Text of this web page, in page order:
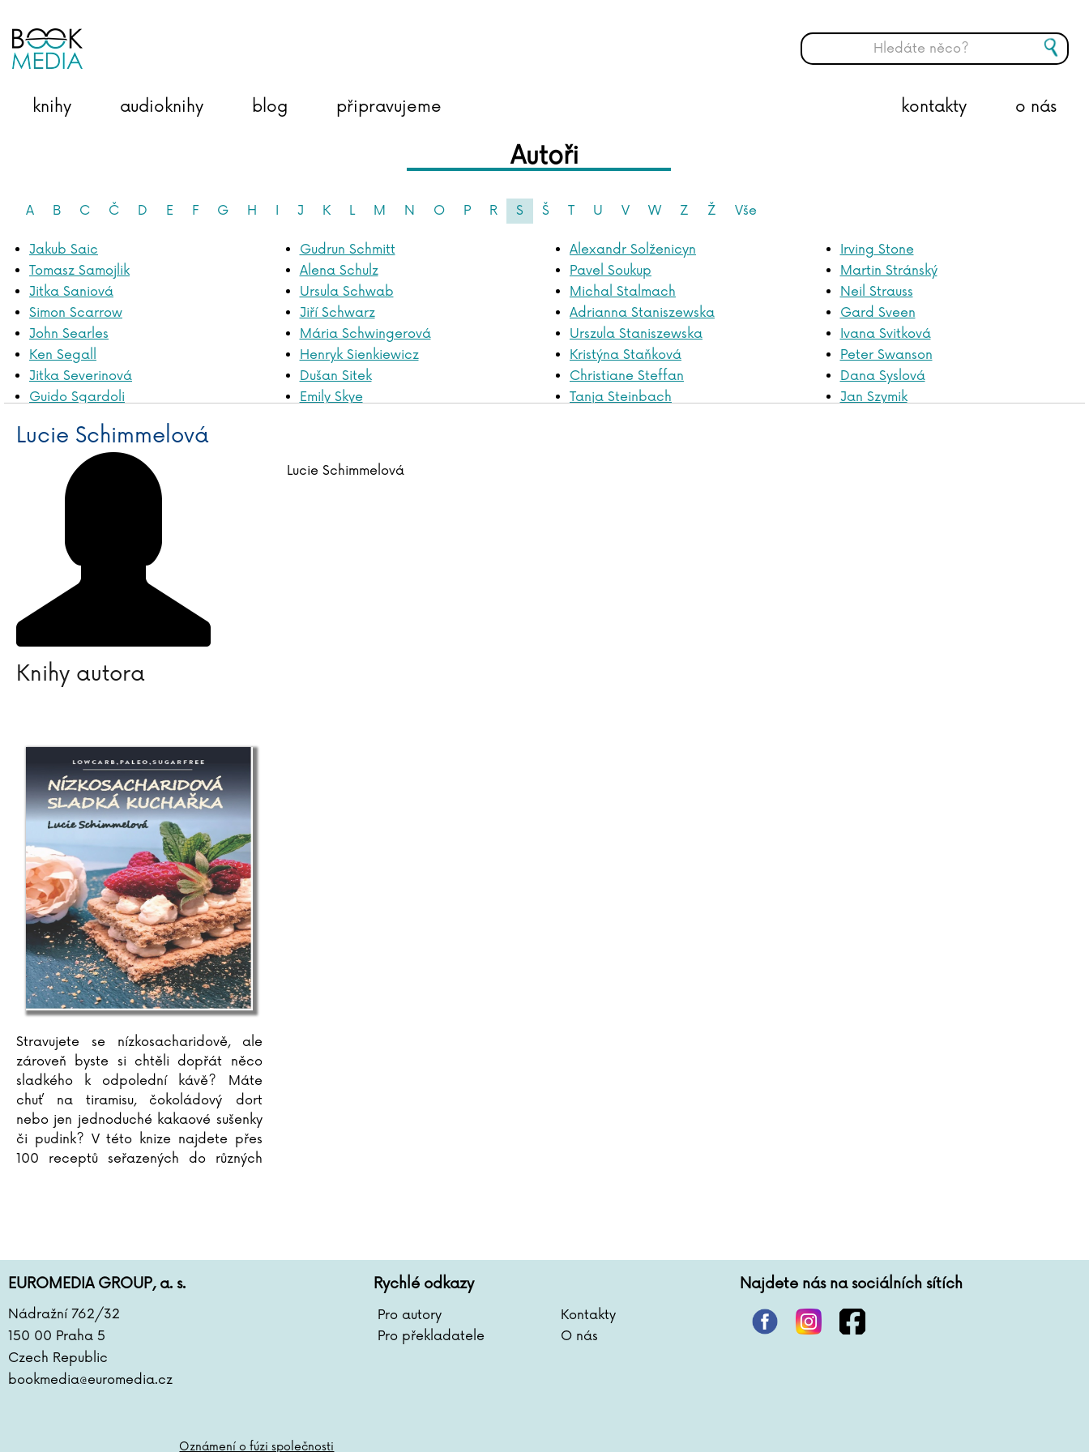
knihy audioknihy blog připravujeme o nás
kontakty
Autoři
A B C Č D E F G H I J K L M N O P R S Š T U V W Z Ž Vše
Jakub Saic
Tomasz Samojlik
Jitka Saniová
Simon Scarrow
John Searles
Ken Segall
Jitka Severinová
Guido Sgardoli
Jasmin Schlaich
Vera Schmidtová
Gudrun Schmitt
Alena Schulz
Ursula Schwab
Jiří Schwarz
Mária Schwingerová
Henryk Sienkiewicz
Dušan Sitek
Emily Skye
Timothy Snyder
Alexandr Solženicyn
Pavel Soukup
Michal Stalmach
Adrianna Staniszewska
Urszula Staniszewska
Kristýna Staňková
Christiane Steffan
Tanja Steinbach
Irving Stone
Martin Stránský
Neil Strauss
Gard Sveen
Ivana Svitková
Peter Swanson
Dana Syslová
Jan Szymik
Lucie Schimmelová
Lucie Schimmelová
Knihy autora
Stravujete se nízkosacharidově, ale
zároveň byste si chtěli dopřát něco
sladkého k odpolední kávě? Máte
chuť na tiramisu, čokoládový dort
nebo jen jednoduché kakaové sušenky
či pudink? V této knize najdete přes
100 receptů seřazených do různých
EUROMEDIA GROUP, a. s.
Nádražní 762/32
150 00 Praha 5
Czech Republic
bookmedia@euromedia.cz
Oznámení o fúzi společnosti
Rychlé odkazy
Pro autory
Kontakty
Pro překladatele
O nás
Najdete nás na sociálních sítích